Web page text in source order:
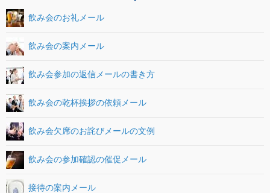
飲み会のお礼メール
飲み会の案内メール
飲み会参加の返信メールの書き方
飲み会の乾杯挨拶の依頼メール
飲み会欠席のお詫びメールの文例
飲み会の参加確認の催促メール
接待の案内メール